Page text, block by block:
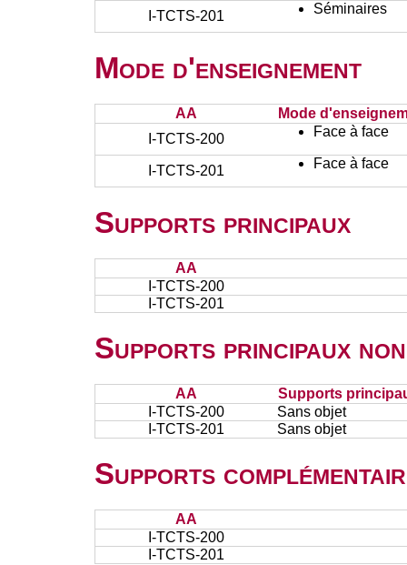
I-TCTS-201 Séminaires
Mode d'enseignement
AA
Mode
I-TCTS-200
Face à face
I-TCTS-201 Face à face
Supports principaux
AA
I-TCTS-200
I-TCTS-201
Supports principaux
AA
Supports
I-TCTS-200
Sans objet
I-TCTS-201
Sans objet
Supports
AA
I-TCTS-200
I-TCTS-201